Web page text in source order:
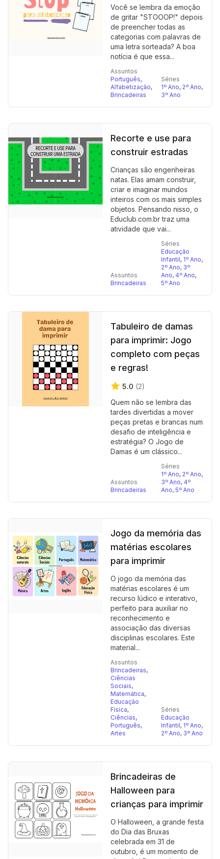
Você se lembra da emoção
de gritar "STOOOP!" depois
de preencher todas as
categorias com palavras de
uma letra sorteada? A boa
notícia é que essa...
Assuntos
Português,
Alfabetização,
Brincadeiras
Séries
1º Ano, 2º Ano,
3º Ano
Recorte e use para
construir estradas
Crianças são engenheiras
natas. Elas amam construir,
criar e imaginar mundos
inteiros com os mais simples
objetos. Pensando nisso, o
Educlub.com.br traz uma
atividade que vai...
Assuntos
Brincadeiras
Séries
Educação
Infantil, 1º Ano,
2º Ano, 3º
Ano, 4º Ano,
5º Ano
Tabuleiro de damas
para imprimir: Jogo
completo com peças
e regras!
5.0 (2)
Quem não se lembra das
tardes divertidas a mover
peças pretas e brancas num
desafio de inteligência e
estratégia? O Jogo de
Damas é um clássico...
Assuntos
Brincadeiras
Séries
1º Ano, 2º Ano,
3º Ano, 4º
Ano, 5º Ano
Jogo da memória das
matérias escolares
para imprimir
O jogo da memória das
matérias escolares é um
recurso lúdico e interativo,
perfeito para auxiliar no
reconhecimento e
associação das diversas
disciplinas escolares. Este
material...
Assuntos
Brincadeiras,
Ciências
Sociais,
Matemática,
Educação
Física,
Ciências,
Português,
Artes
Séries
Educação
Infantil, 1º Ano,
2º Ano, 3º Ano
Brincadeiras de
Halloween para
crianças para imprimir
O Halloween, a grande festa
do Dia das Bruxas
celebrada em 31 de
outubro, é um momento de